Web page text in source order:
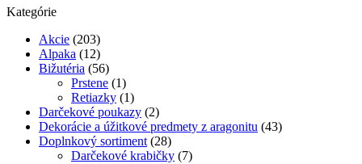
Kategórie
Akcie (203)
Alpaka (12)
Bižutéria (56)
Prstene (1)
Retiazky (1)
Darčekové poukazy (2)
Dekorácie a úžitkové predmety z aragonitu (43)
Doplnkový sortiment (28)
Darčekové krabičky (7)